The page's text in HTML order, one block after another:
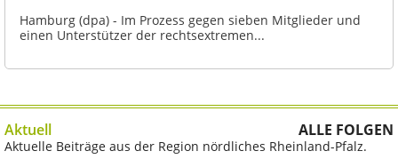
Hamburg (dpa) - Im Prozess gegen sieben Mitglieder und
einen Unterstützer der rechtsextremen...
Aktuell ALLE FOLGEN
Aktuelle Beiträge aus der Region nördliches Rheinland-Pfalz.